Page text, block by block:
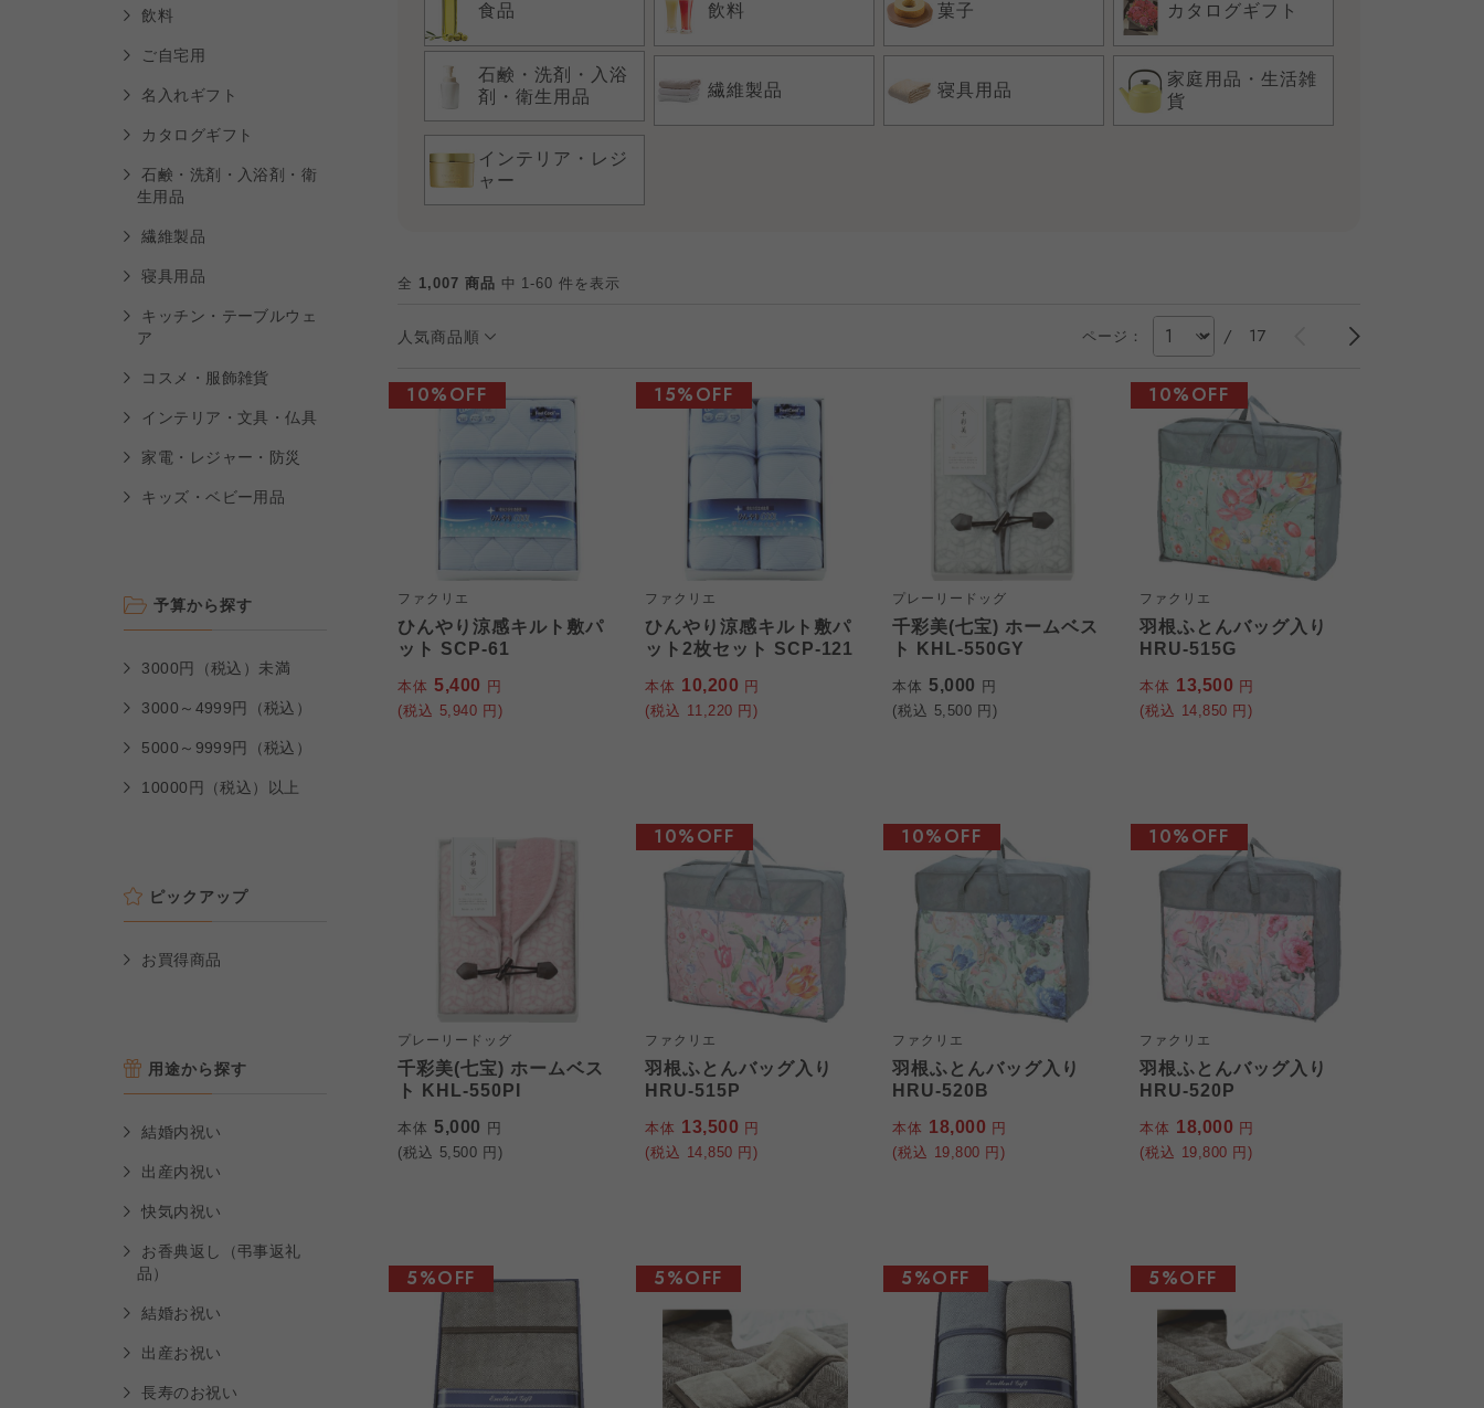
飲料
ご自宅用
名入れギフト
カタログギフト
石鹸・洗剤・入浴剤・衛
生用品
繊維製品
寝具用品
キッチン・テーブルウェ
ア
コスメ・服飾雑貨
インテリア・文具・仏具
家電・レジャー・防災
キッズ・ベビー用品
予算から探す
3000円（税込）未満
3000～4999円（税込）
5000～9999円（税込）
10000円（税込）以上
ピックアップ
お買得商品
用途から探す
結婚内祝い
出産内祝い
快気内祝い
お香典返し（弔事返礼
品）
結婚お祝い
出産お祝い
長寿のお祝い
食品 飲料 菓子 カタログギフト
石鹸・洗剤・入浴
剤・衛生用品
繊維製品 寝具用品
家庭用品・生活雑
貨
インテリア・レジ
ャー
全 1,007 商品 中 1-60 件を表示
人気商品順 ページ： / 17
ファクリエ
ひんやり涼感キルト敷パ
ット SCP-61
本体 5,400 円
(税込 5,940 円)
10%OFF
ファクリエ
ひんやり涼感キルト敷パ
ット2枚セット SCP-121
本体 10,200 円
(税込 11,220 円)
15%OFF
プレーリードッグ
千彩美(七宝) ホームベス
ト KHL-550GY
本体 5,000 円
(税込 5,500 円)
ファクリエ
羽根ふとんバッグ入り
HRU-515G
本体 13,500 円
(税込 14,850 円)
10%OFF
プレーリードッグ
千彩美(七宝) ホームベス
ト KHL-550PI
本体 5,000 円
(税込 5,500 円)
ファクリエ
羽根ふとんバッグ入り
HRU-515P
本体 13,500 円
(税込 14,850 円)
10%OFF
ファクリエ
羽根ふとんバッグ入り
HRU-520B
本体 18,000 円
(税込 19,800 円)
10%OFF
ファクリエ
羽根ふとんバッグ入り
HRU-520P
本体 18,000 円
(税込 19,800 円)
10%OFF
5%OFF 5%OFF 5%OFF 5%OFF